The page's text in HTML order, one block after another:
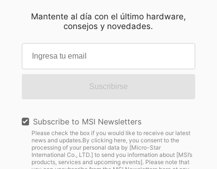
Mantente al día con el último hardware,
consejos y novedades.
Suscribirse
Subscribe to MSI Newsletters
Please check the box if you would like to receive our latest
news and updates.By clicking here, you consent to the
processing of your personal data by [Micro-Star
International Co., LTD.] to send you information about [MSI’s
products, services and upcoming events]. Please note that